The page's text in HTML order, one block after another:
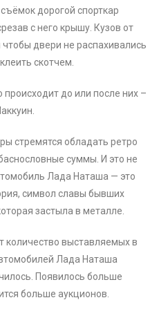
дорогой спорткар
с него крышу. Кузов от
двери не распахивались
скотчем.
происходит до или после них –
стремятся обладать ретро
суммы. И это не
Лада Наташа — это
символ славы бывших
застыла в металле.
количество выставляемых в
Лада Наташа
Появилось больше
больше аукционов.